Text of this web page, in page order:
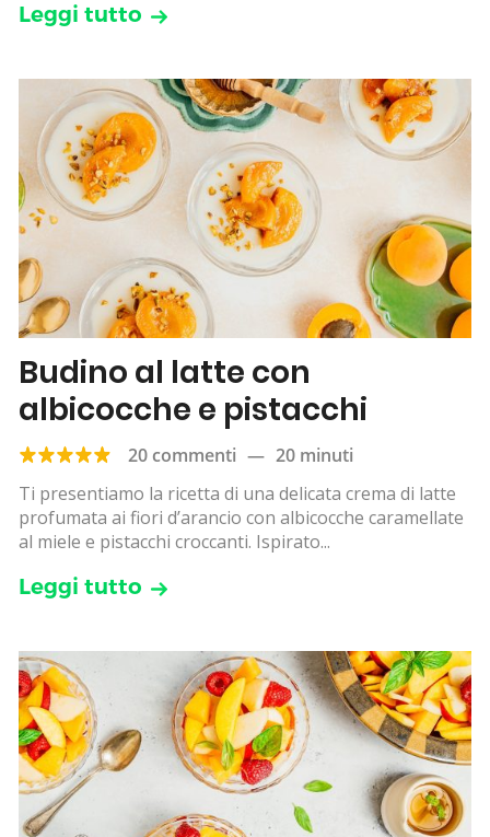
Leggi tutto
Budino al latte con
albicocche e pistacchi
20 commenti — 20 minuti
Ti presentiamo la ricetta di una delicata crema di latte
profumata ai fiori d’arancio con albicocche caramellate
al miele e pistacchi croccanti. Ispirato...
Leggi tutto